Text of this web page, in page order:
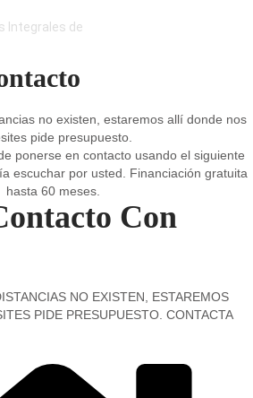
no existen, estaremos allí donde nos
pide presupuesto.
ponerse en contacto usando el siguiente
escuchar por usted. Financiación gratuita
hasta 60 meses.
Con
NO EXISTEN, ESTAREMOS
PIDE PRESUPUESTO. CONTACTA